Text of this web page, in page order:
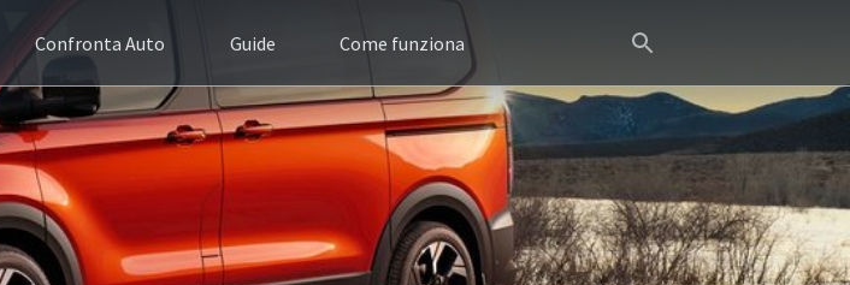
Confronta Auto Guide Come funziona